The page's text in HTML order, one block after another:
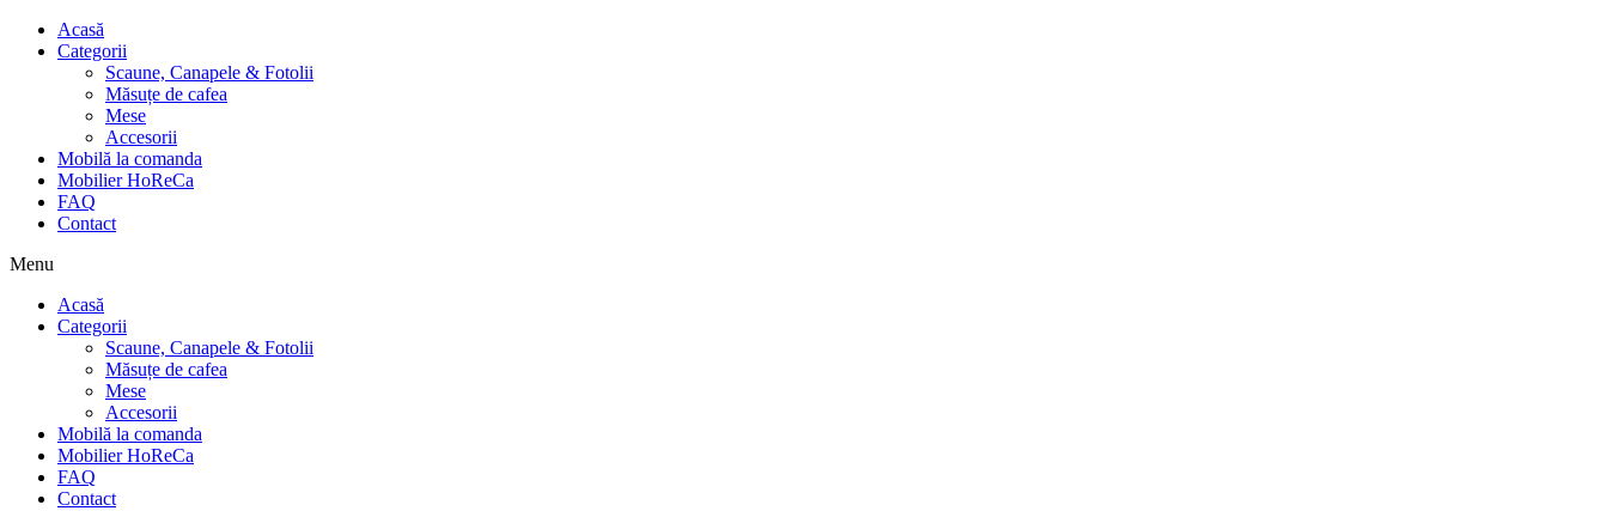
Acasă
Categorii
Scaune, Canapele & Fotolii
Măsuțe de cafea
Mese
Accesorii
Mobilă la comanda
Mobilier HoReCa
FAQ
Contact
Menu
Acasă
Categorii
Scaune, Canapele & Fotolii
Măsuțe de cafea
Mese
Accesorii
Mobilă la comanda
Mobilier HoReCa
FAQ
Contact